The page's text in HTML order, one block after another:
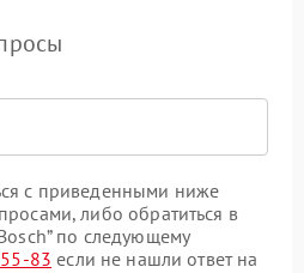
с приведенными ниже
либо обратиться в
по следующему
83 если не нашли ответ на